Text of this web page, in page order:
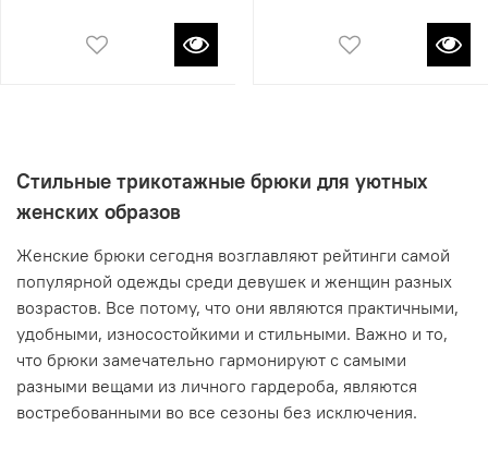
Стильные трикотажные брюки для уютных
женских образов
Женские брюки сегодня возглавляют рейтинги самой
популярной одежды среди девушек и женщин разных
возрастов. Все потому, что они являются практичными,
удобными, износостойкими и стильными. Важно и то,
что брюки замечательно гармонируют с самыми
разными вещами из личного гардероба, являются
востребованными во все сезоны без исключения.